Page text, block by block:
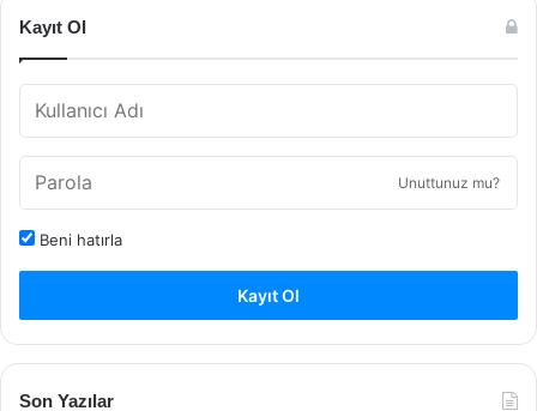
Kayıt Ol
Unuttunuz mu?
Beni hatırla
Kayıt Ol
Son Yazılar